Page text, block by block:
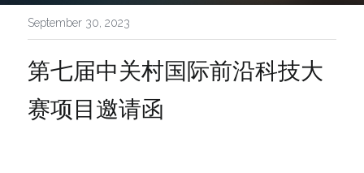
September 30, 2023
第七届中关村国际前沿科技大
赛项目邀请函